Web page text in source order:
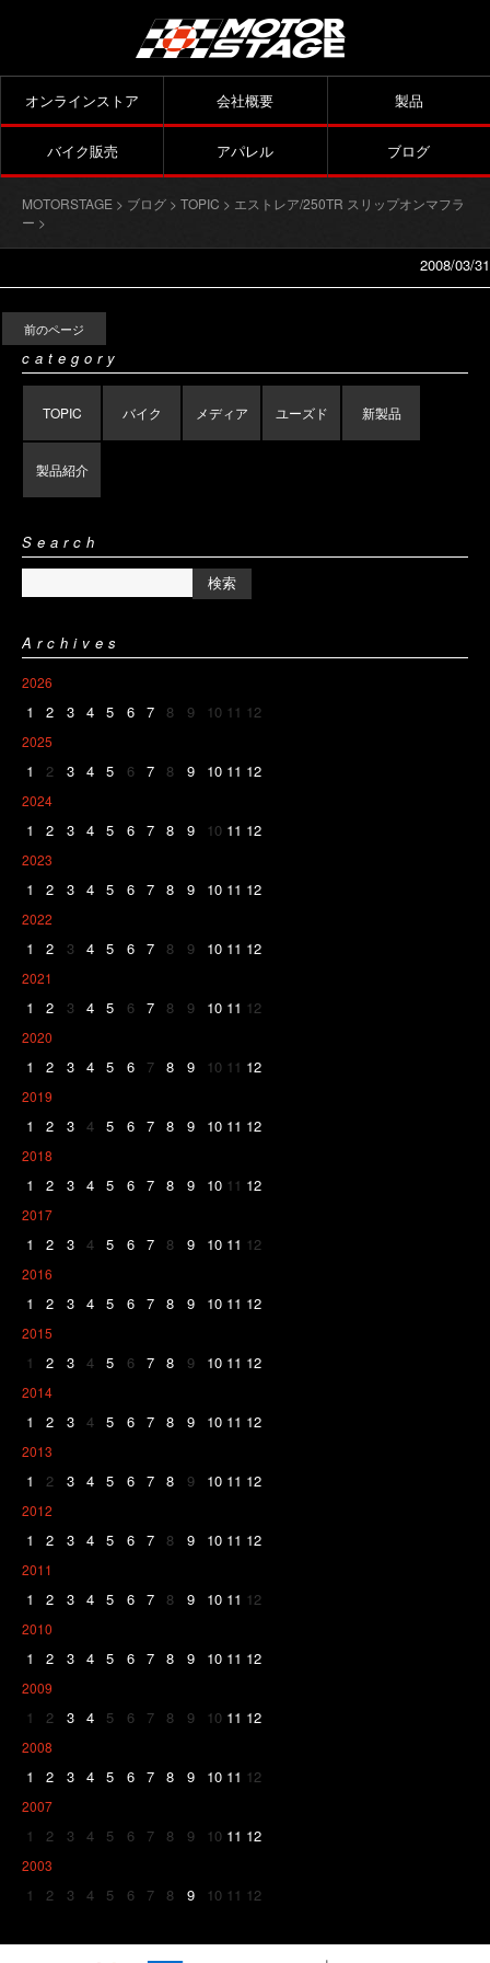
オンラインストア 会社概要 製品
バイク販売 アパレル ブログ
MOTORSTAGE > ブログ > TOPIC > エストレア/250TR スリップオンマフラ
ー >
2008/03/31
前のページ
category
TOPIC バイク メディア ユーズド 新製品
製品紹介
Search
Archives
2026
1 2 3 4 5 6 7 8 9 10 11 12
2025
1 2 3 4 5 6 7 8 9 10 11 12
2024
1 2 3 4 5 6 7 8 9 10 11 12
2023
1 2 3 4 5 6 7 8 9 10 11 12
2022
1 2 3 4 5 6 7 8 9 10 11 12
2021
1 2 3 4 5 6 7 8 9 10 11 12
2020
1 2 3 4 5 6 7 8 9 10 11 12
2019
1 2 3 4 5 6 7 8 9 10 11 12
2018
1 2 3 4 5 6 7 8 9 10 11 12
2017
1 2 3 4 5 6 7 8 9 10 11 12
2016
1 2 3 4 5 6 7 8 9 10 11 12
2015
1 2 3 4 5 6 7 8 9 10 11 12
2014
1 2 3 4 5 6 7 8 9 10 11 12
2013
1 2 3 4 5 6 7 8 9 10 11 12
2012
1 2 3 4 5 6 7 8 9 10 11 12
2011
1 2 3 4 5 6 7 8 9 10 11 12
2010
1 2 3 4 5 6 7 8 9 10 11 12
2009
1 2 3 4 5 6 7 8 9 10 11 12
2008
1 2 3 4 5 6 7 8 9 10 11 12
2007
1 2 3 4 5 6 7 8 9 10 11 12
2003
1 2 3 4 5 6 7 8 9 10 11 12